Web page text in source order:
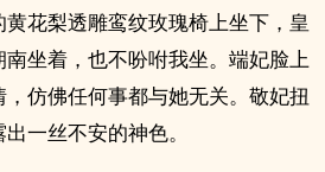
花梨透雕鸾纹玫瑰椅上坐下，皇
坐着，也不吩咐我坐。端妃脸上
仿佛任何事都与她无关。敬妃扭
一丝不安的神色。